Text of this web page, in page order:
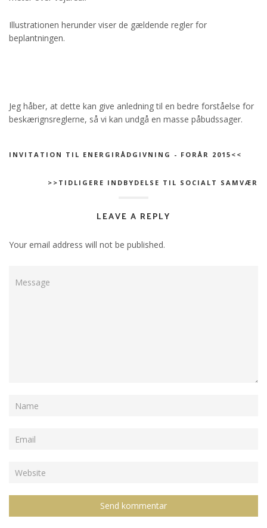
Illustrationen herunder viser de gældende regler for
beplantningen.
Jeg håber, at dette kan give anledning til en bedre forståelse for
beskærignsreglerne, så vi kan undgå en masse påbudssager.
INVITATION TIL ENERGIRÅDGIVNING - FORÅR 2015<<
>>TIDLIGERE INDBYDELSE TIL SOCIALT SAMVÆR
LEAVE A REPLY
Your email address will not be published.